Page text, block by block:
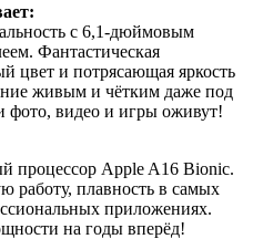
с 6,1-дюймовым
Фантастическая
цвет и потрясающая яркость
живым и чётким даже под
видео и игры оживут!
процессор Apple A16 Bionic.
работу, плавность в самых
приложениях.
на годы вперёд!